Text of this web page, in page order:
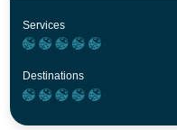
Services
Destinations